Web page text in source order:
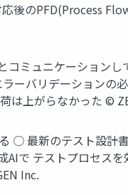
後のPFD(Process
ミュニケーション
バリデーションの
は上がらなかった ©
○ 最新のテスト設
で テストプロセス
Inc.